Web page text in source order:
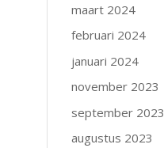
maart 2024
februari 2024
januari 2024
november 2023
september 2023
augustus 2023